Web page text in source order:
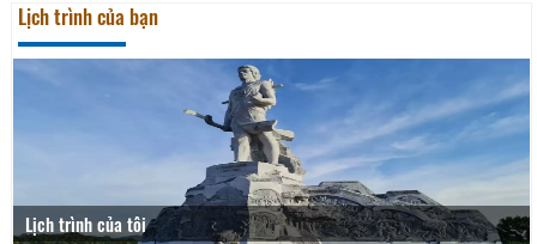
Lịch trình của bạn
Lịch trình của tôi